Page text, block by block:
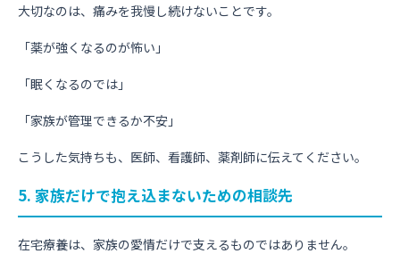
大切なのは、痛みを我慢し続けないことです。
「薬が強くなるのが怖い」
「眠くなるのでは」
「家族が管理できるか不安」
こうした気持ちも、医師、看護師、薬剤師に伝えてください。
5. 家族だけで抱え込まないための相談先
在宅療養は、家族の愛情だけで支えるものではありません。